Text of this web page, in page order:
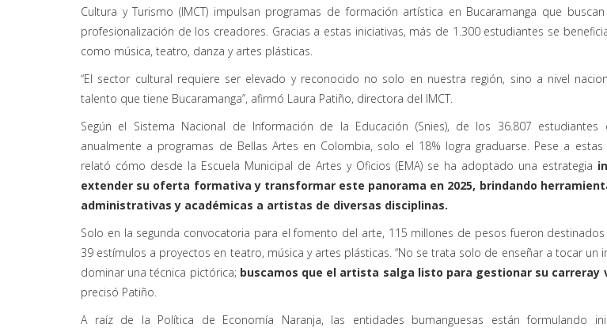
Cultura y Turismo (IMCT) impulsan programas de formación artística en Bucaramanga que
profesionalización de los creadores. Gracias a estas iniciativas, más de 1.300 estudiantes se
como música, teatro, danza y artes plásticas.
“El sector cultural requiere ser elevado y reconocido no solo en nuestra región, sino a nivel
talento que tiene Bucaramanga”, afirmó Laura Patiño, directora del IMCT.
Según el Sistema Nacional de Información de la Educación (Snies), de los 36.807 estudiantes
anualmente a programas de Bellas Artes en Colombia, solo el 18% logra graduarse. Pese a estas
relató cómo desde la Escuela Municipal de Artes y Oficios (EMA) se ha adoptado una estrategia
extender su oferta formativa y transformar este panorama en 2025, brindando
administrativas y académicas a artistas de diversas disciplinas.
Solo en la segunda convocatoria para el fomento del arte, 115 millones de pesos fueron
39 estímulos a proyectos en teatro, música y artes plásticas. “No se trata solo de enseñar a tocar un
dominar una técnica pictórica; buscamos que el artista salga listo para gestionar su carreray
precisó Patiño.
A raíz de la Política de Economía Naranja, las entidades bumanguesas están formulando